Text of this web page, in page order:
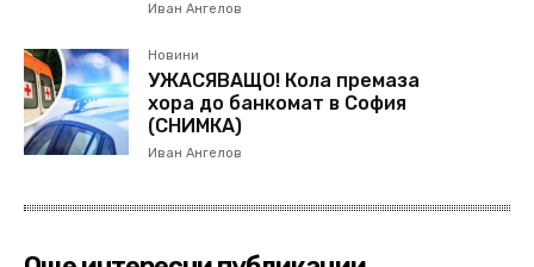
Иван Ангелов
Новини
УЖАСЯВАЩО! Кола премаза
хора до банкомат в София
(СНИМКА)
Иван Ангелов